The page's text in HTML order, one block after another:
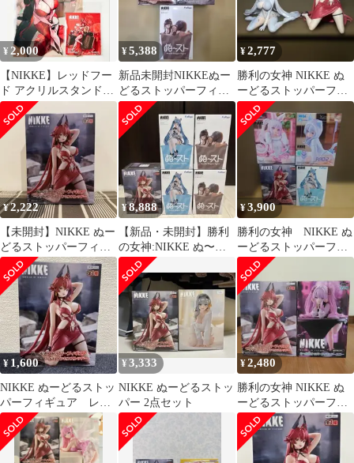
¥2,000
【NIKKE】レッドフー
ド アクリルスタンド&
クリアファイルセット
¥5,388
新品未開封NIKKEぬー
どるストッパーフィギ
ュア３体まとめ売り
¥2,777
勝利の女神 NIKKE ぬ
ーどるストッパーフィ
ギュア シンデレラ レ
ッドフード
¥2,222
【未開封】NIKKE ぬー
どるストッパーフィギ
ュア レッドフード
¥8,888
【新品・未開封】勝利
の女神:NIKKE ぬ〜ス
ト フィギュア 5体セッ
ト
¥3,900
勝利の女神 NIKKE ぬ
ーどるストッパーフィ
ギュア 4点セット
¥ 1,600
NIKKE ぬーどるストッ
パーフィギュア レッ
ドフード ナンセンス
レッド
¥3,333
NIKKE ぬーどるストッ
パー 2点セット
¥2,480
勝利の女神 NIKKE ぬ
ーどるストッパーフィ
ギュア レッドフード &
ユニ